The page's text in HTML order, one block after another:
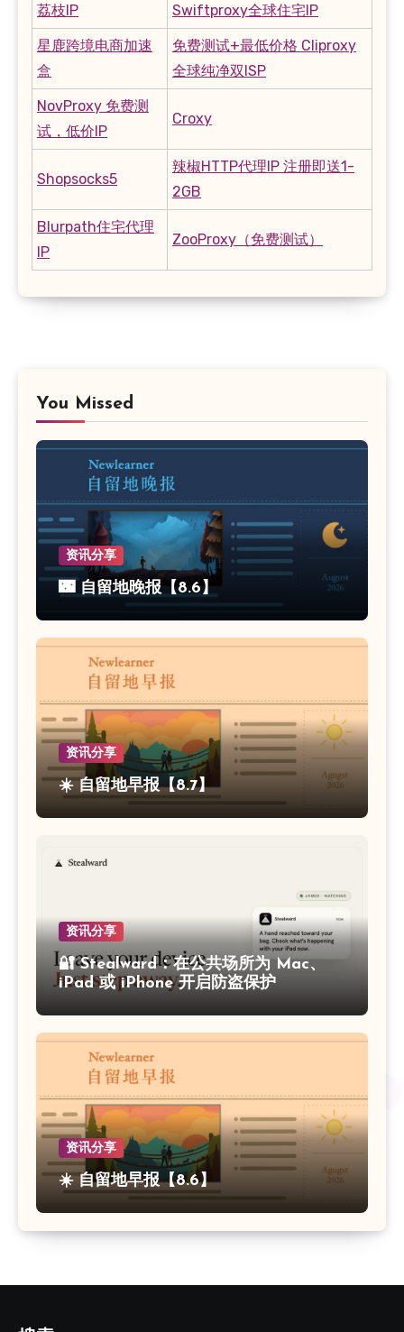
荔枝IP Swiftproxy全球住宅IP
星鹿跨境电商加速
盒
免费测试+最低价格 Cliproxy
全球纯净双ISP
NovProxy 免费测
试，低价IP
Croxy
Shopsocks5
辣椒HTTP代理IP 注册即送1-
2GB
Blurpath住宅代理
IP
ZooProxy（免费测试）
You Missed
资讯分享
🌃 自留地晚报【8.6】
资讯分享
☀️ 自留地早报【8.7】
资讯分享
🔐 Stealward：在公共场所为 Mac、
iPad 或 iPhone 开启防盗保护
资讯分享
☀️ 自留地早报【8.6】